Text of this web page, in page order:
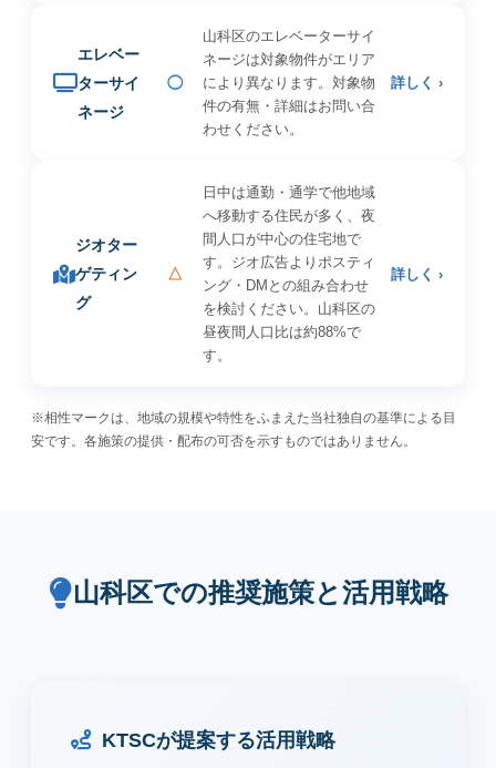
エレベー
ターサイ
ネージ
◯
山科区のエレベーターサイ
ネージは対象物件がエリア
により異なります。対象物
件の有無・詳細はお問い合
わせください。
詳しく ›
ジオター
ゲティン
グ
△
日中は通勤・通学で他地域
へ移動する住民が多く、夜
間人口が中心の住宅地で
す。ジオ広告よりポスティ
ング・DMとの組み合わせ
を検討ください。山科区の
昼夜間人口比は約88%で
す。
詳しく ›
※相性マークは、地域の規模や特性をふまえた当社独自の基準による目
安です。各施策の提供・配布の可否を示すものではありません。
山科区での推奨施策と活用戦略
KTSCが提案する活用戦略